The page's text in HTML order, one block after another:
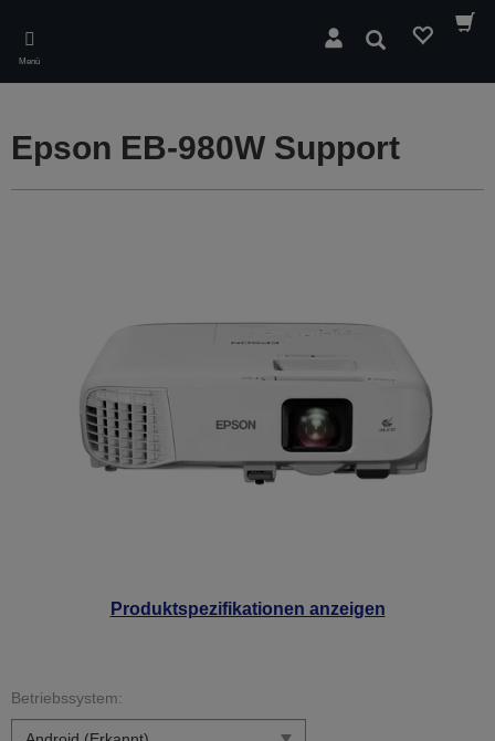
main
content
Menü
Suchen
Produktspezifikationen anzeigen
Epson EB-980W Support
Betriebssystem: